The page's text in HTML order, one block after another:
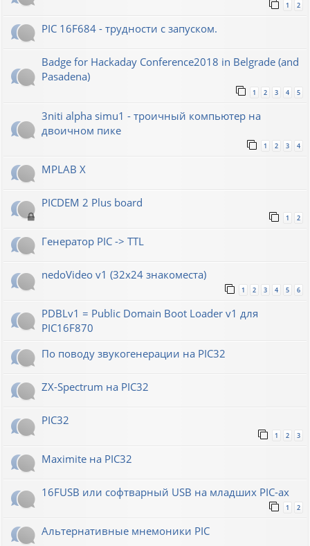
1 2
PIC 16F684 - трудности с запуском.
Badge for Hackaday Conference2018 in Belgrade (and
Pasadena)
1 2 3 4 5
3niti alpha simu1 - троичный компьютер на
двоичном пике
1 2 3 4
MPLAB X
PICDEM 2 Plus board
1 2
Генератор РIС -> TTL
nedoVideo v1 (32x24 знакоместа)
1 2 3 4 5 6
PDBLv1 = Public Domain Boot Loader v1 для
PIC16F870
По поводу звукогенерации на PIC32
ZX-Spectrum на PIC32
PIC32
1 2 3
Maximite на PIC32
16FUSB или софтварный USB на младших PIC-ах
1 2
Альтернативные мнемоники PIC